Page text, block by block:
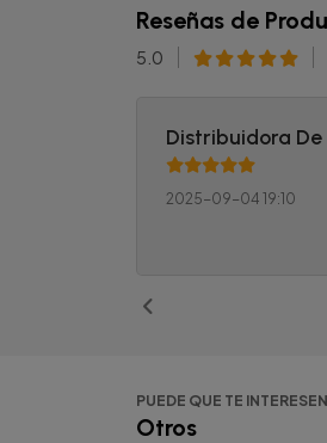
Reseñas de
5.0
Distribuidora
2025-09-04 19:10
PUEDE QUE TE
Otros